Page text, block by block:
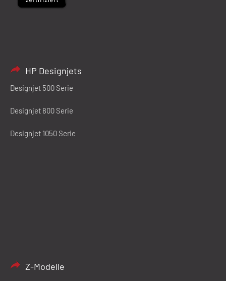
HP Designjets
Designjet 500 Serie
Designjet 800 Serie
Designjet 1050 Serie
Z-Modelle